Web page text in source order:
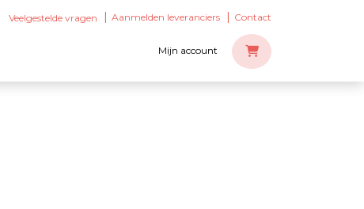
Veelgestelde vragen Aanmelden leveranciers Contact
Mijn account